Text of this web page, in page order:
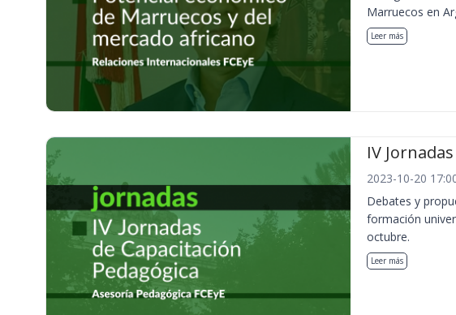
Marruecos en
Leer más
IV
2023-10-20
Debates y
formación
octubre.
Leer más